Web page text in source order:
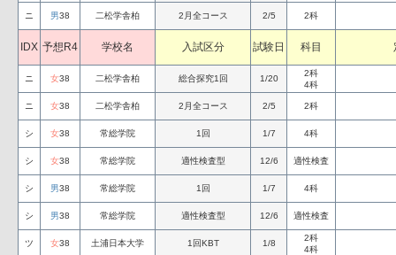
ニ 男38 二松学舎柏 2月全コース 2/5 2科
IDX 予想R4 学校名 入試区分 試験日 科目
ニ 女38 二松学舎柏 総合探究1回 1/20
2科
4科
ニ 女38 二松学舎柏 2月全コース 2/5 2科
シ 女38 常総学院 1回 1/7 4科
シ 女38 常総学院 適性検査型 12/6 適性検査
シ 男38 常総学院 1回 1/7 4科
シ 男38 常総学院 適性検査型 12/6 適性検査
ツ 女38 土浦日本大学 1回KBT 1/8
2科
4科